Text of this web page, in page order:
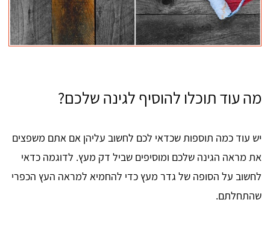
מה עוד תוכלו להוסיף לגינה שלכם?
יש עוד כמה תוספות שכדאי לכם לחשוב עליהן אם אתם משפצים
את מראה הגינה שלכם ומוסיפים שביל דק מעץ. לדוגמה כדאי
לחשוב על הסופה של גדר מעץ כדי להחמיא למראה העץ הכפרי
שהתחלתם.